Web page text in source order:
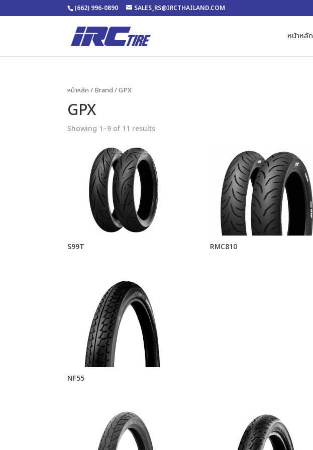
(662) 996-0890 SALES_RS@IRCTHAILAND.COM
หน้าหลัก
หน้าหลัก / Brand / GPX
GPX
Showing 1–9 of 11 results
S99T RMC810
NF55